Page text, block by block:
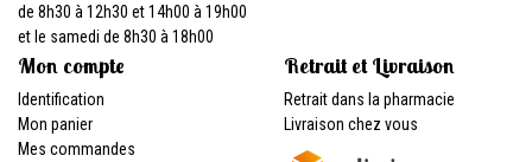
de 8h30 à 12h30 et 14h00 à 19h00
et le samedi de 8h30 à 18h00
Mon compte
Identification
Mon panier
Mes commandes
Retrait et Livraison
Retrait dans la pharmacie
Livraison chez vous